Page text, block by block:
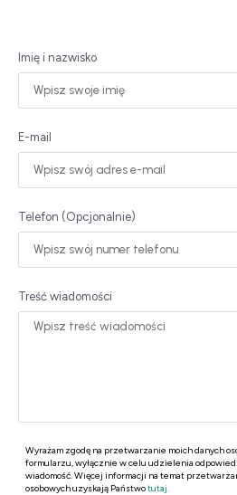
Imię i nazwisko
E-mail
Telefon (Opcjonalnie)
Treść wiadomości
Wyrażam zgodę na przetwarzanie moich danych
formularzu, wyłącznie w celu udzielenia
wiadomość. Więcej informacji na temat
osobowych uzyskają Państwotutaj.